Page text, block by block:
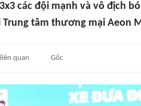
các đội mạnh và vô địch
tâm thương mại Aeon
liên quan Gốc